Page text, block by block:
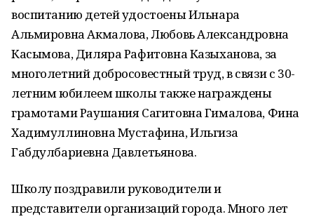
воспитанию детей удостоены Ильнара
Альмировна Акмалова, Любовь Александровна
Касымова, Диляра Рафитовна Казыханова, за
многолетний добросовестный труд, в связи с 30-
летним юбилеем школы также награждены
грамотами Раушания Сагитовна Гималова, Фина
Хадимуллиновна Мустафина, Ильгиза
Габдулбариевна Давлетьянова.
Школу поздравили руководители и
представители организаций города. Много лет